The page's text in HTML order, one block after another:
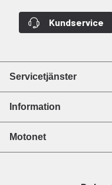
Kundservice
Servicetjänster
Information
Motonet